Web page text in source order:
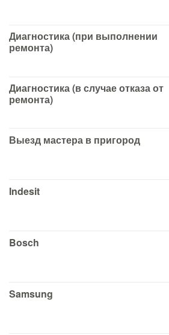
Диагностика (при выполнении
ремонта)
Диагностика (в случае отказа от
ремонта)
Выезд мастера в пригород
Indesit
Bosch
Samsung